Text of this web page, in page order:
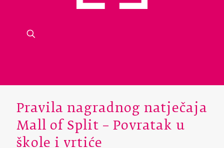
Pravila nagradnog natječaja
Mall of Split – Povratak u
škole i vrtiće